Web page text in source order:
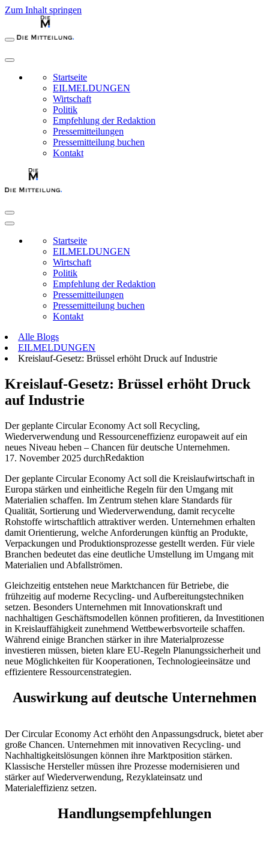
Zum Inhalt springen
Startseite
EILMELDUNGEN
Wirtschaft
Politik
Empfehlung der Redaktion
Pressemitteilungen
Pressemitteilung buchen
Kontakt
Startseite
EILMELDUNGEN
Wirtschaft
Politik
Empfehlung der Redaktion
Pressemitteilungen
Pressemitteilung buchen
Kontakt
Alle Blogs
EILMELDUNGEN
Kreislauf-Gesetz: Brüssel erhöht Druck auf Industrie
Kreislauf-Gesetz: Brüssel erhöht Druck
auf Industrie
Der geplante Circular Economy Act soll Recycling,
Wiederverwendung und Ressourceneffizienz europaweit auf ein
neues Niveau heben – Chancen für deutsche Unternehmen.
17. November 2025 durchRedaktion
Der geplante Circular Economy Act soll die Kreislaufwirtschaft in
Europa stärken und einheitliche Regeln für den Umgang mit
Materialien schaffen. Im Zentrum stehen klare Standards für
Qualität, Sortierung und Wiederverwendung, damit recycelte
Rohstoffe wirtschaftlich attraktiver werden. Unternehmen erhalten
damit Orientierung, welche Anforderungen künftig an Produkte,
Verpackungen und Produktionsprozesse gestellt werden. Für viele
Branchen bedeutet das eine deutliche Umstellung im Umgang mit
Materialien und Abfallströmen.
Gleichzeitig entstehen neue Marktchancen für Betriebe, die
frühzeitig auf moderne Recycling- und Aufbereitungstechniken
setzen. Besonders Unternehmen mit Innovationskraft und
nachhaltigen Geschäftsmodellen können profitieren, da Investitionen
in Kreislauffähigkeit zunehmend Wettbewerbsvorteile schaffen.
Während einige Branchen stärker in ihre Materialprozesse
investieren müssen, bieten klare EU-Regeln Planungssicherheit und
neue Möglichkeiten für Kooperationen, Technologieeinsätze und
effizientere Ressourcenstrategien.
Auswirkung auf deutsche Unternehmen
Der Circular Economy Act erhöht den Anpassungsdruck, bietet aber
große Chancen. Unternehmen mit innovativen Recycling- und
Nachhaltigkeitslösungen können ihre Marktposition stärken.
Klassische Hersteller müssen ihre Prozesse modernisieren und
stärker auf Wiederverwendung, Rezyklateinsatz und
Materialeffizienz setzen.
Handlungsempfehlungen